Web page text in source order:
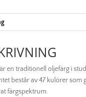
en traditionell oljefärg i
består av 47 kulörer som
färgspektrum.